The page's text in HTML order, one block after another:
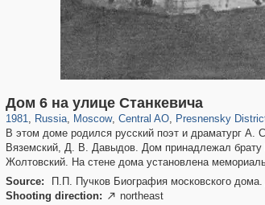
Дом 6 на улице Станкевича
1981, Russia
1,407,363 29,248
, Moscow
319,882 8,286
, Central AO
160,021 5,916
, Presnensky
13,345
В этом доме родился русский поэт и драматург
Вяземский, Д. В. Давыдов. Дом принадлежал
Жолтовский. На стене дома установлена
Source:
П.П. Пучков Биография московского
Shooting direction:  northeast